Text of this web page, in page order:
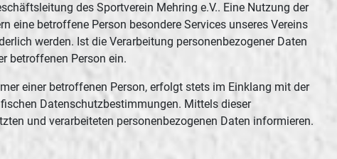
des Sportverein Mehring e.V.. Eine Nutzung der
eine betroffene Person besondere Services unseres Vereins
werden. Ist die Verarbeitung personenbezogener Daten
betroffenen Person ein.
einer betroffenen Person, erfolgt stets im Einklang mit der
Datenschutzbestimmungen. Mittels dieser
und verarbeiteten personenbezogenen Daten informieren.